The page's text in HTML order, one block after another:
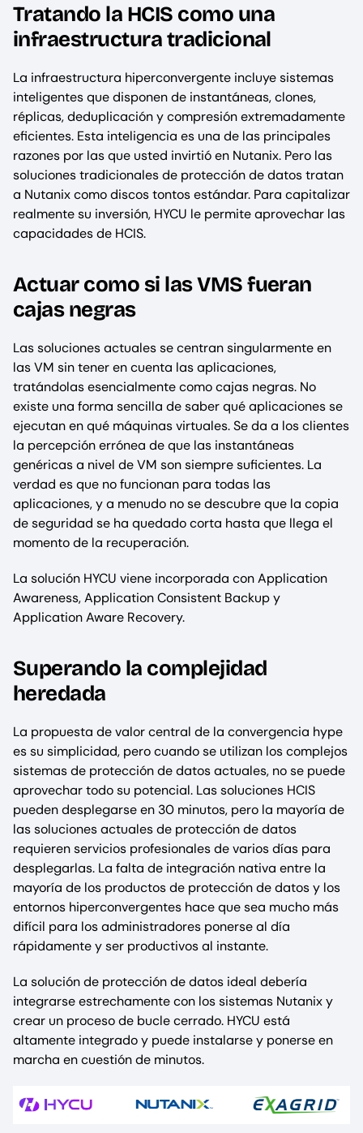
Tratando la HCIS como una
infraestructura tradicional
La infraestructura hiperconvergente incluye sistemas
inteligentes que disponen de instantáneas, clones,
réplicas, deduplicación y compresión extremadamente
eficientes. Esta inteligencia es una de las principales
razones por las que usted invirtió en Nutanix. Pero las
soluciones tradicionales de protección de datos tratan
a Nutanix como discos tontos estándar. Para capitalizar
realmente su inversión, HYCU le permite aprovechar las
capacidades de HCIS.
Actuar como si las VMS fueran
cajas negras
Las soluciones actuales se centran singularmente en
las VM sin tener en cuenta las aplicaciones,
tratándolas esencialmente como cajas negras. No
existe una forma sencilla de saber qué aplicaciones se
ejecutan en qué máquinas virtuales. Se da a los clientes
la percepción errónea de que las instantáneas
genéricas a nivel de VM son siempre suficientes. La
verdad es que no funcionan para todas las
aplicaciones, y a menudo no se descubre que la copia
de seguridad se ha quedado corta hasta que llega el
momento de la recuperación.
La solución HYCU viene incorporada con Application
Awareness, Application Consistent Backup y
Application Aware Recovery.
Superando la complejidad
heredada
La propuesta de valor central de la convergencia hype
es su simplicidad, pero cuando se utilizan los complejos
sistemas de protección de datos actuales, no se puede
aprovechar todo su potencial. Las soluciones HCIS
pueden desplegarse en 30 minutos, pero la mayoría de
las soluciones actuales de protección de datos
requieren servicios profesionales de varios días para
desplegarlas. La falta de integración nativa entre la
mayoría de los productos de protección de datos y los
entornos hiperconvergentes hace que sea mucho más
difícil para los administradores ponerse al día
rápidamente y ser productivos al instante.
La solución de protección de datos ideal debería
integrarse estrechamente con los sistemas Nutanix y
crear un proceso de bucle cerrado. HYCU está
altamente integrado y puede instalarse y ponerse en
marcha en cuestión de minutos.